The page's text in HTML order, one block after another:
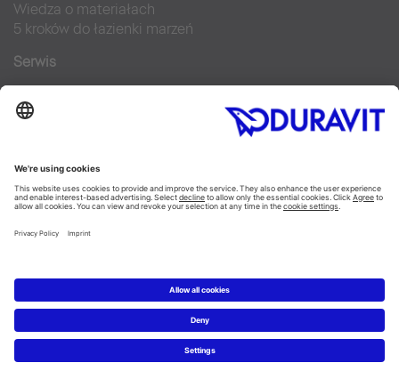
Wiedza o materiałach
5 kroków do łazienki marzeń
Serwis
Zdjęcia prasowe
Najczęściej zadawane pytania
Pinterest
Blog
Linked In